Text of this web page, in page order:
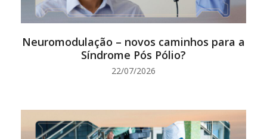
Neuromodulação – novos caminhos para a
Síndrome Pós Pólio?
22/07/2026